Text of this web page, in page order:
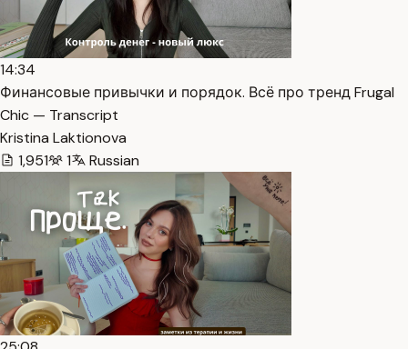
14:34
Финансовые привычки и порядок. Всё про тренд Frugal
Chic — Transcript
Kristina Laktionova
1,951
1 Russian